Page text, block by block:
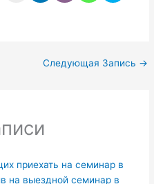
Следующая Запись →